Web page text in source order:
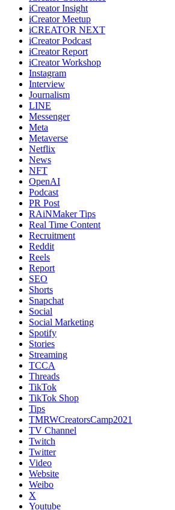
iCreator Insight
iCreator Meetup
iCREATOR NEXT
iCreator Podcast
iCreator Report
iCreator Workshop
Instagram
Interview
Journalism
LINE
Messenger
Meta
Metaverse
Netflix
News
NFT
OpenAI
Podcast
PR Post
RAiNMaker Tips
Real Time Content
Recruitment
Reddit
Reels
Report
SEO
Shorts
Snapchat
Social
Social Marketing
Spotify
Stories
Streaming
TCCA
Threads
TikTok
TikTok Shop
Tips
TMRWCreatorsCamp2021
TV Channel
Twitch
Twitter
Video
Website
Weibo
X
Youtube